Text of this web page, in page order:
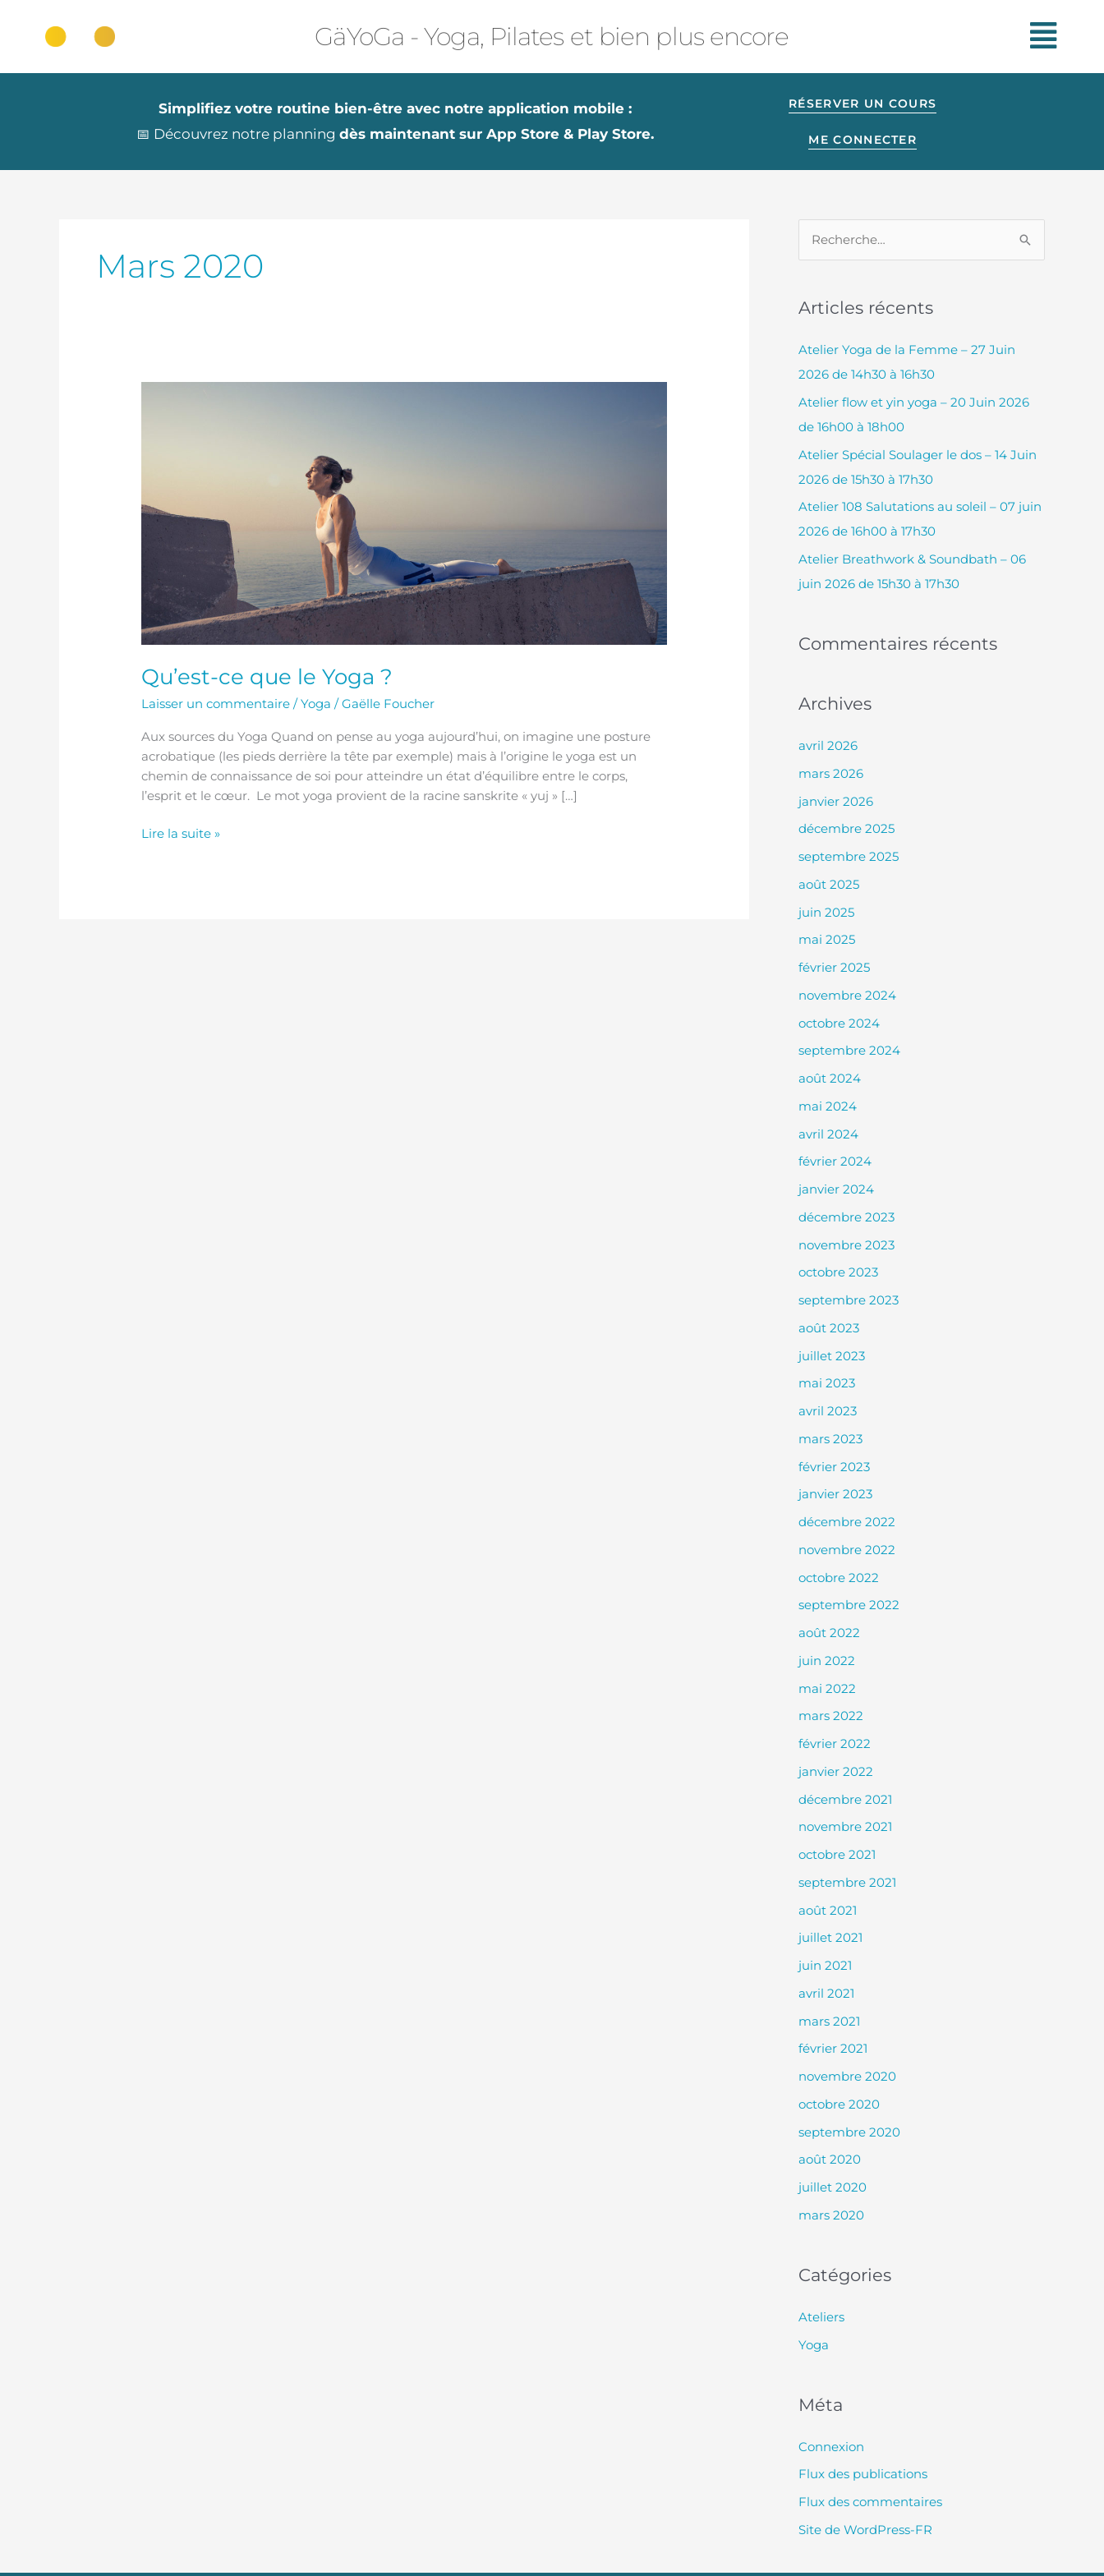
contenu
GäYoGa - Yoga, Pilates et bien plus encore
Simplifiez votre routine bien-être avec notre application mobile :
📅 Découvrez notre planning dès maintenant sur App Store & Play Store.
RÉSERVER UN COURS
ME CONNECTER
Mars 2020
Qu’est-ce que le Yoga ?
Laisser un commentaire /Yoga /Gaëlle Foucher
Aux sources du Yoga Quand on pense au yoga aujourd’hui, on imagine une posture
acrobatique (les pieds derrière la tête par exemple) mais à l’origine le yoga est un
chemin de connaissance de soi pour atteindre un état d’équilibre entre le corps,
l’esprit et le cœur. Le mot yoga provient de la racine sanskrite « yuj » […]
Lire la suite »
h
e
r
r
:
Articles récents
Atelier Yoga de la Femme – 27 Juin
2026 de 14h30 à 16h30
Atelier flow et yin yoga – 20 Juin 2026
de 16h00 à 18h00
Atelier Spécial Soulager le dos – 14 Juin
2026 de 15h30 à 17h30
Atelier 108 Salutations au soleil – 07 juin
2026 de 16h00 à 17h30
Atelier Breathwork & Soundbath – 06
juin 2026 de 15h30 à 17h30
Commentaires récents
Archives
avril 2026
mars 2026
janvier 2026
décembre 2025
septembre 2025
août 2025
juin 2025
mai 2025
février 2025
novembre 2024
octobre 2024
septembre 2024
août 2024
mai 2024
avril 2024
février 2024
janvier 2024
décembre 2023
novembre 2023
octobre 2023
septembre 2023
août 2023
juillet 2023
mai 2023
avril 2023
mars 2023
février 2023
janvier 2023
décembre 2022
novembre 2022
octobre 2022
septembre 2022
août 2022
juin 2022
mai 2022
mars 2022
février 2022
janvier 2022
décembre 2021
novembre 2021
octobre 2021
septembre 2021
août 2021
juillet 2021
juin 2021
avril 2021
mars 2021
février 2021
novembre 2020
octobre 2020
septembre 2020
août 2020
juillet 2020
mars 2020
Catégories
Ateliers
Yoga
Méta
Connexion
Flux des publications
Flux des commentaires
Site de WordPress-FR